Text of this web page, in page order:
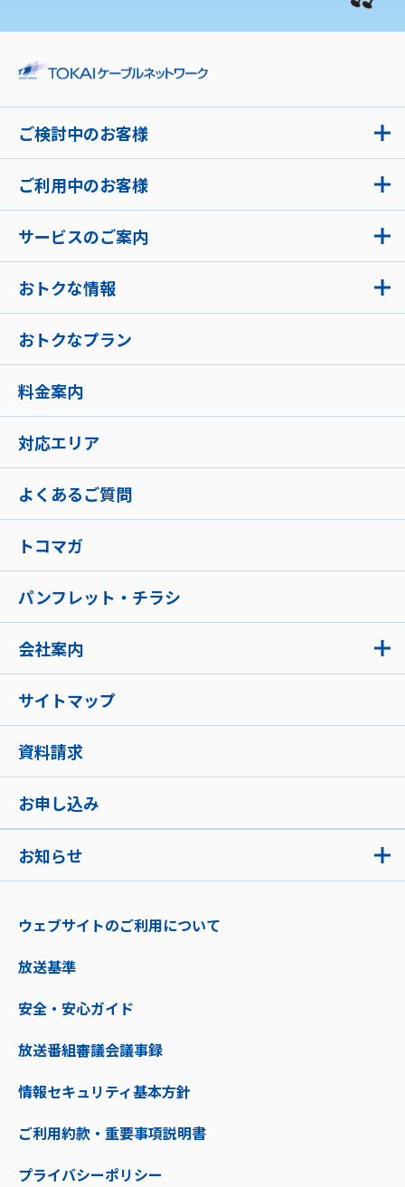
ご検討中のお客様
お知らせ
ご利用中のお客様
サービスのご案内
おトクな情報
おトクなプラン
料金案内
対応エリア
よくあるご質問
トコマガ
パンフレット・チラシ
会社案内
サイトマップ
資料請求
お申し込み
ウェブサイトのご利用について
放送基準
安全・安心ガイド
放送番組審議会議事録
情報セキュリティ基本方針
ご利用約款・重要事項説明書
プライバシーポリシー